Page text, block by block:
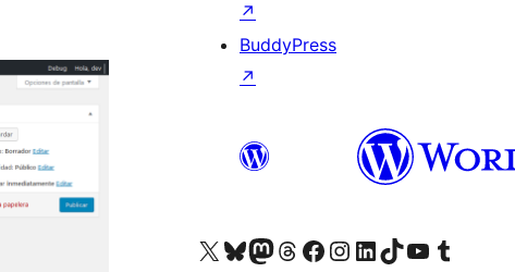
↗
BuddyPress
↗
Visit our X (formerly Twitter) account
Visit our Bluesky account
Visit our Mastodon account
Visit our Threads account
Visit our Facebook page
Visit our Instagram account
Visit our LinkedIn account
Visit our TikTok account
Visit our YouTube channel
Visit our Tumblr account